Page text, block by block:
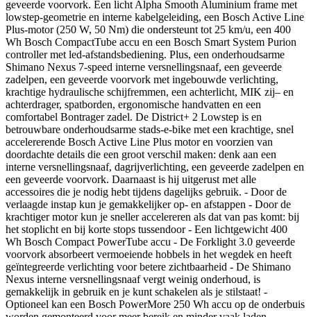
geveerde voorvork. Een licht Alpha Smooth Aluminium frame met
lowstep-geometrie en interne kabelgeleiding, een Bosch Active Line
Plus-motor (250 W, 50 Nm) die ondersteunt tot 25 km/u, een 400
Wh Bosch CompactTube accu en een Bosch Smart System Purion
controller met led-afstandsbediening. Plus, een onderhoudsarme
Shimano Nexus 7-speed interne versnellingsnaaf, een geveerde
zadelpen, een geveerde voorvork met ingebouwde verlichting,
krachtige hydraulische schijfremmen, een achterlicht, MIK zij– en
achterdrager, spatborden, ergonomische handvatten en een
comfortabel Bontrager zadel. De District+ 2 Lowstep is en
betrouwbare onderhoudsarme stads-e-bike met een krachtige, snel
accelererende Bosch Active Line Plus motor en voorzien van
doordachte details die een groot verschil maken: denk aan een
interne versnellingsnaaf, dagrijverlichting, een geveerde zadelpen en
een geveerde voorvork. Daarnaast is hij uitgerust met alle
accessoires die je nodig hebt tijdens dagelijks gebruik. - Door de
verlaagde instap kun je gemakkelijker op- en afstappen - Door de
krachtiger motor kun je sneller accelereren als dat van pas komt: bij
het stoplicht en bij korte stops tussendoor - Een lichtgewicht 400
Wh Bosch Compact PowerTube accu - De Forklight 3.0 geveerde
voorvork absorbeert vermoeiende hobbels in het wegdek en heeft
geïntegreerde verlichting voor betere zichtbaarheid - De Shimano
Nexus interne versnellingsnaaf vergt weinig onderhoud, is
gemakkelijk in gebruik en je kunt schakelen als je stilstaat! -
Optioneel kan een Bosch PowerMore 250 Wh accu op de onderbuis